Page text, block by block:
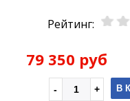
Рейтинг:
79 350 руб
В